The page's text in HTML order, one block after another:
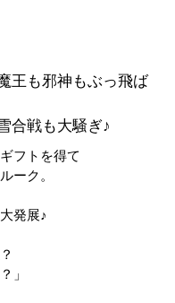
王も邪神もぶっ飛ば
合戦も大騒ぎ♪
フトを得て
ーク。
発展♪
」